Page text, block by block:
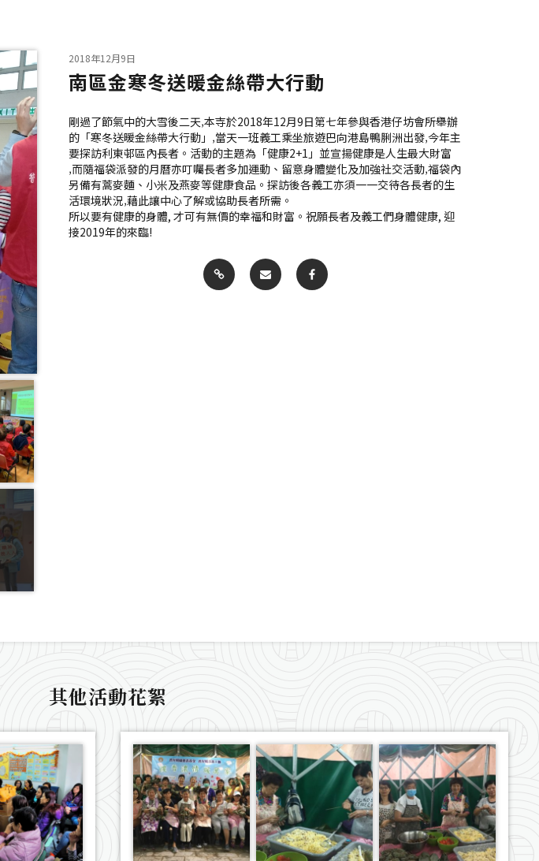
2018年12月9日
南區金寒冬送暖金絲帶大行動
剛過了節氣中的大雪後二天‚本寺於2018年12月9日第七年參與香港仔坊會所舉辦
的「寒冬送暖金絲帶大行動」‚當天一班義工乘坐旅遊巴向港島鴨脷洲出發‚今年主
要探訪利東邨區內長者。活動的主題為「健康2+1」並宣揚健康是人生最大財富
‚而隨福袋派發的月曆亦叮囑長者多加運動、留意身體變化及加強社交活動‚福袋內
另備有蒿麥麵、小米及燕麥等健康食品。探訪後各義工亦須一一交待各長者的生
活環境狀況‚藉此讓中心了解或協助長者所需。
所以要有健康的身體, 才可有無價的幸福和財富。祝願長者及義工們身體健康, 迎
接2019年的來臨!
其他活動花絮